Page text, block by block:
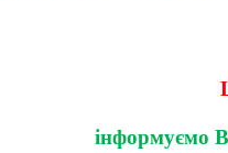
інформуємо